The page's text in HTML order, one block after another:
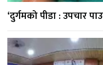
‘दुर्गमको पीडा : उपचार